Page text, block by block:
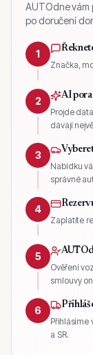
AUTOdne vám
po doručení
1
Značka,
2 AI
Projde
dávají
3
Nabídku
správné
4
Zaplatíte
5
Ověření
smlouvy
6
Přihlásíme
a SR.